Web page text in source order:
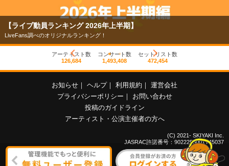
【ライブ動員ランキング 2026年上半期】
LiveFans調べのオリジナルランキング！
アーティスト数
126,684
コンサート数
1,493,408
セットリスト数
472,454
お知らせ ｜ ヘルプ｜ 利用規約 ｜ 運営会社
プライバシーポリシー ｜
お問い合わせ
投稿のガイドライン
アーティスト・公演主催者の方へ
(C) 2021- SKIYAKI Inc.
JASRAC許諾番号：9022255001Y45037